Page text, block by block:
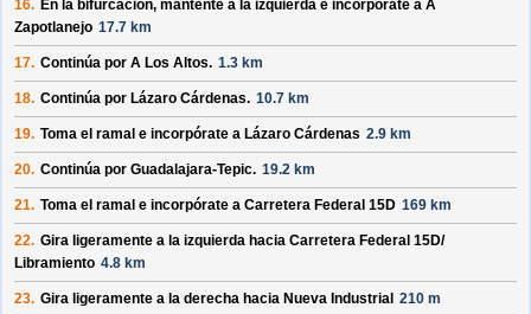
16. En la bifurcación, mantente a la izquierda e incorpórate a A
Zapotlanejo 17.7 km
17. Continúa por A Los Altos. 1.3 km
18. Continúa por Lázaro Cárdenas. 10.7 km
19. Toma el ramal e incorpórate a Lázaro Cárdenas 2.9 km
20. Continúa por Guadalajara-Tepic. 19.2 km
21. Toma el ramal e incorpórate a Carretera Federal 15D 169 km
22. Gira ligeramente a la izquierda hacia Carretera Federal 15D/
Libramiento 4.8 km
23. Gira ligeramente a la derecha hacia Nueva Industrial 210 m